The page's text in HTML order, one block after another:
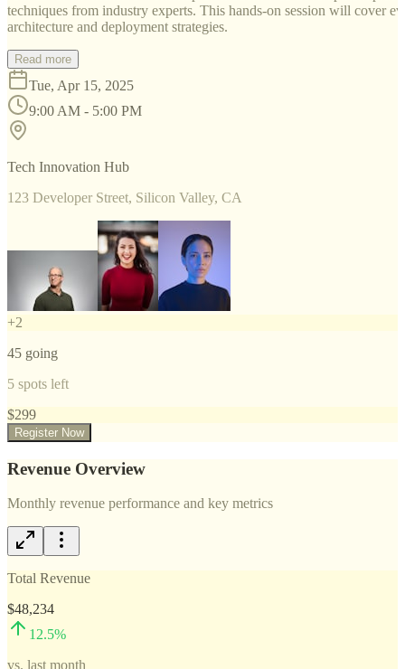
techniques from industry experts. This hands-on session will cover
architecture and deployment strategies.
Read more
Tue, Apr 15, 2025
9:00 AM - 5:00 PM
Tech Innovation Hub
123 Developer Street, Silicon Valley, CA
+2
45 going
5 spots left
$299
Register Now
Revenue Overview
Monthly revenue performance and key metrics
Total Revenue
$48,234
12.5%
vs. last month